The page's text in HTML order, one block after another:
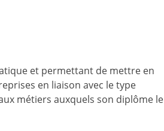
et permettant de mettre en
en liaison avec le type
métiers auxquels son diplôme le